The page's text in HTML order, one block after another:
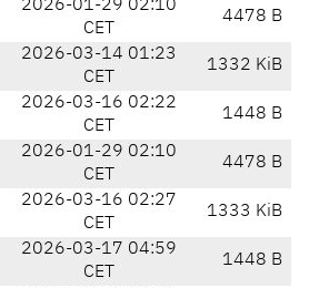
2026-01-29 02:10
CET
4478 B
2026-03-14 01:23
CET
1332 KiB
2026-03-16 02:22
CET
1448 B
2026-01-29 02:10
CET
4478 B
2026-03-16 02:27
CET
1333 KiB
2026-03-17 04:59
CET
1448 B